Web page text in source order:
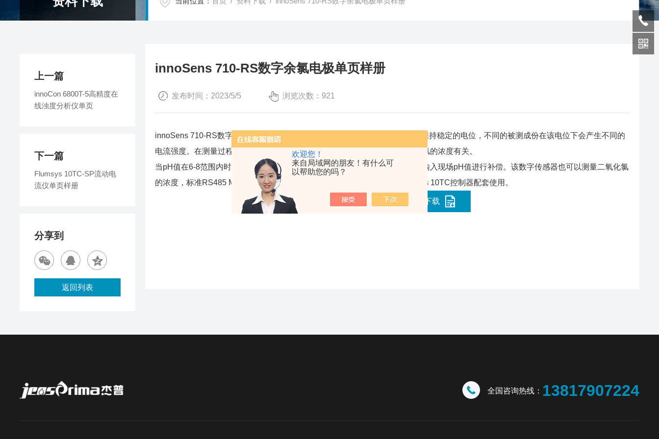
欢迎您！
来自局域网的朋友！有什么可
以帮助您的吗？
innoSens 710-RS数字余氯电极单页样册
发布时间：2023/5/5 浏览次数：921
innoSens 710-RS数字余氯电极基于双铂金恒电压测量原理，测量和参比电极保持稳定的电位，不同的被测成份在该电位下会产生不同的
电流强度。在测量过程中，会消耗Cl2和HClO，所以产生的电流强度与水中余氯的浓度有关。
当pH值在6-8范围内时，测量信号随着pH值的升高而降低，可通过手动或自动输入现场pH值进行补偿。该数字传感器也可以测量二氧化氯
的浓度，标准RS485 Modbus RTU通讯协议，也可与JENSPRIMA公司Flumsys 10TC控制器配套使用。
文件下载 图片下载
上一篇
innoCon 6800T-5高精度在
线浊度分析仪单页
下一篇
Flumsys 10TC-SP流动电
流仪单页样册
分享到
返回列表
全国咨询热线： 13817907224